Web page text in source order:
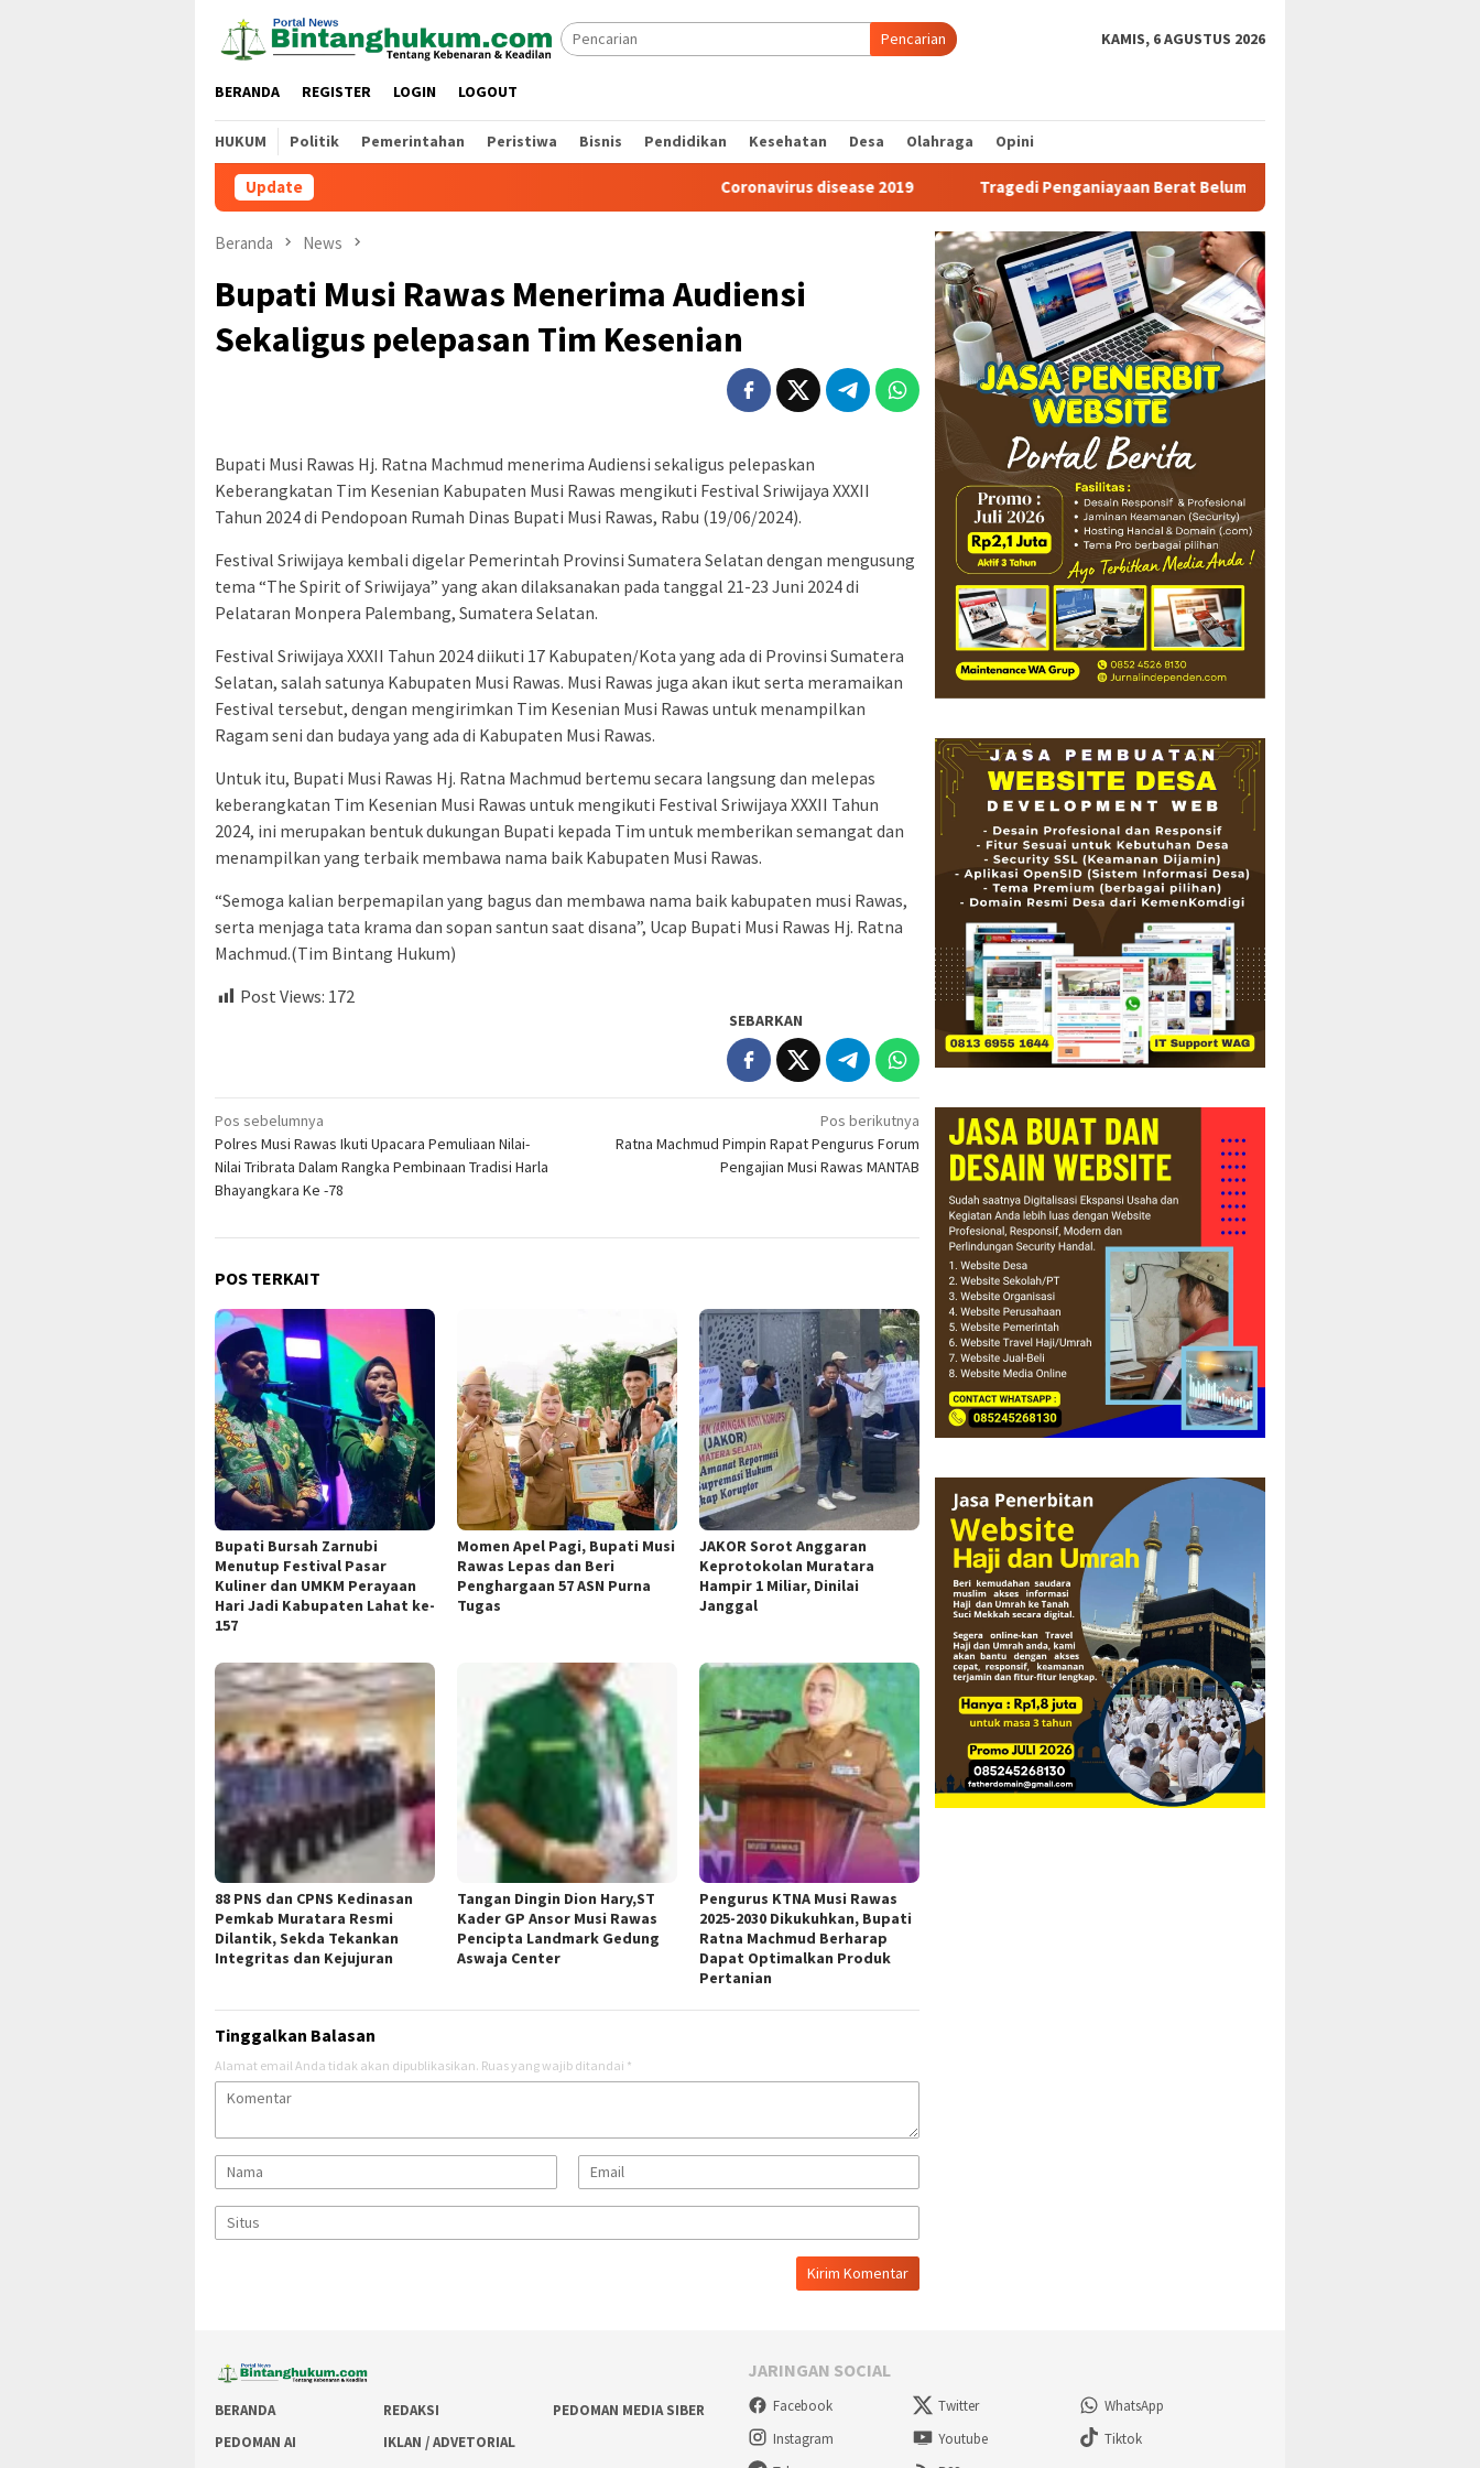
konten
Pencarian KAMIS, 6 AGUSTUS 2026
BERANDA REGISTER LOGIN LOGOUT
HUKUM Politik Pemerintahan Peristiwa Bisnis Pendidikan Kesehatan Desa Olahraga Opini
Update Coronavirus disease 2019 Tragedi Penganiayaan Berat Belum Ada Tindak Lanjut Dari Polsek Kikim
Beranda News
Bupati Musi Rawas Menerima Audiensi
Sekaligus pelepasan Tim Kesenian
Bupati Musi Rawas Hj. Ratna Machmud menerima Audiensi sekaligus pelepaskan
Keberangkatan Tim Kesenian Kabupaten Musi Rawas mengikuti Festival Sriwijaya XXXII
Tahun 2024 di Pendopoan Rumah Dinas Bupati Musi Rawas, Rabu (19/06/2024).
Festival Sriwijaya kembali digelar Pemerintah Provinsi Sumatera Selatan dengan mengusung
tema “The Spirit of Sriwijaya” yang akan dilaksanakan pada tanggal 21-23 Juni 2024 di
Pelataran Monpera Palembang, Sumatera Selatan.
Festival Sriwijaya XXXII Tahun 2024 diikuti 17 Kabupaten/Kota yang ada di Provinsi Sumatera
Selatan, salah satunya Kabupaten Musi Rawas. Musi Rawas juga akan ikut serta meramaikan
Festival tersebut, dengan mengirimkan Tim Kesenian Musi Rawas untuk menampilkan
Ragam seni dan budaya yang ada di Kabupaten Musi Rawas.
Untuk itu, Bupati Musi Rawas Hj. Ratna Machmud bertemu secara langsung dan melepas
keberangkatan Tim Kesenian Musi Rawas untuk mengikuti Festival Sriwijaya XXXII Tahun
2024, ini merupakan bentuk dukungan Bupati kepada Tim untuk memberikan semangat dan
menampilkan yang terbaik membawa nama baik Kabupaten Musi Rawas.
“Semoga kalian berpemapilan yang bagus dan membawa nama baik kabupaten musi Rawas,
serta menjaga tata krama dan sopan santun saat disana”, Ucap Bupati Musi Rawas Hj. Ratna
Machmud.(Tim Bintang Hukum)
Post Views: 172
SEBARKAN
Navigasi
pos
Pos sebelumnya
Polres Musi Rawas Ikuti Upacara Pemuliaan Nilai-
Nilai Tribrata Dalam Rangka Pembinaan Tradisi Harla
Bhayangkara Ke -78
Pos berikutnya
Ratna Machmud Pimpin Rapat Pengurus Forum
Pengajian Musi Rawas MANTAB
POS TERKAIT
Bupati Bursah Zarnubi
Menutup Festival Pasar
Kuliner dan UMKM Perayaan
Hari Jadi Kabupaten Lahat ke-
157
Momen Apel Pagi, Bupati Musi
Rawas Lepas dan Beri
Penghargaan 57 ASN Purna
Tugas
JAKOR Sorot Anggaran
Keprotokolan Muratara
Hampir 1 Miliar, Dinilai
Janggal
88 PNS dan CPNS Kedinasan
Pemkab Muratara Resmi
Dilantik, Sekda Tekankan
Integritas dan Kejujuran
Tangan Dingin Dion Hary,ST
Kader GP Ansor Musi Rawas
Pencipta Landmark Gedung
Aswaja Center
Pengurus KTNA Musi Rawas
2025-2030 Dikukuhkan, Bupati
Ratna Machmud Berharap
Dapat Optimalkan Produk
Pertanian
Tinggalkan Balasan
Alamat email Anda tidak akan dipublikasikan. Ruas yang wajib ditandai *
BERANDA REDAKSI
PEDOMAN MEDIA SIBER
PEDOMAN AI
IKLAN / ADVETORIAL
JARINGAN SOCIAL
Facebook Twitter
WhatsApp
Instagram
Youtube
Tiktok